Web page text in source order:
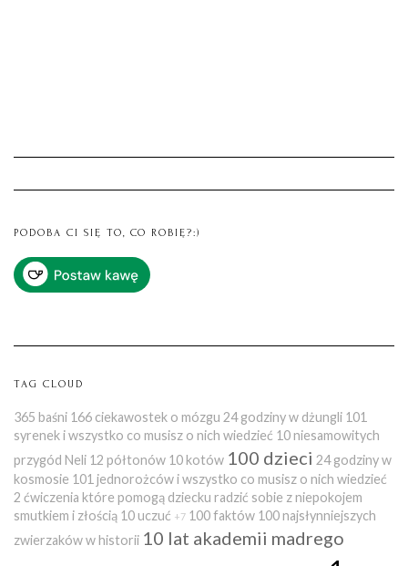
PODOBA CI SIĘ TO, CO ROBIĘ?:)
TAG CLOUD
365 baśni 166 ciekawostek o mózgu 24 godziny w dżungli 101
syrenek i wszystko co musisz o nich wiedzieć 10 niesamowitych
przygód Neli 12 półtonów 10 kotów 100 dzieci 24 godziny w
kosmosie 101 jednorożców i wszystko co musisz o nich wiedzieć
2 ćwiczenia które pomogą dziecku radzić sobie z niepokojem
smutkiem i złością 10 uczuć +7 100 faktów 100 najsłynniejszych
zwierzaków w historii 10 lat akademii madrego